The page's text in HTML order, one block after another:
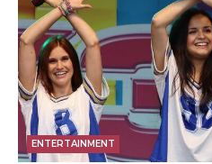
ENTERTAINMENT